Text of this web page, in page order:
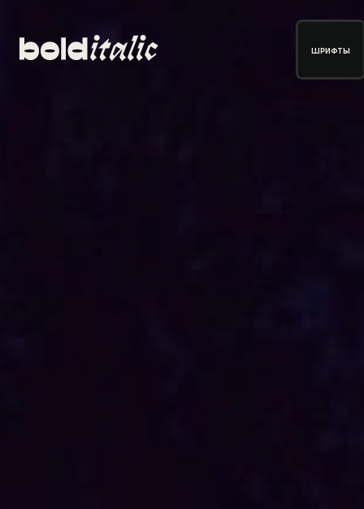
ШРИФТЫ